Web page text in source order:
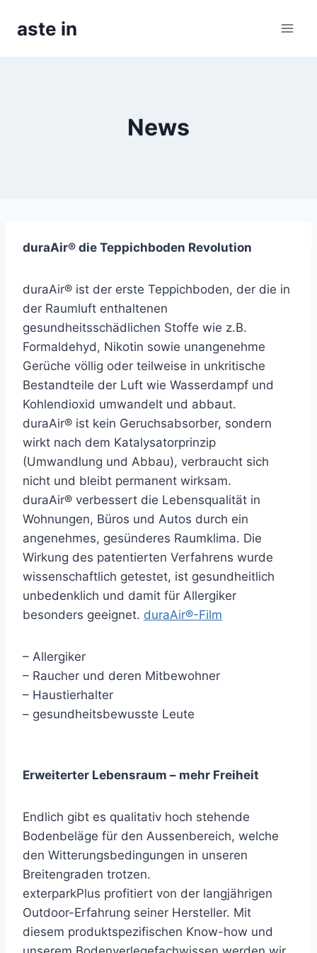
aste in
News
duraAir® die Teppichboden Revolution
duraAir® ist der erste Teppichboden, der die in
der Raumluft enthaltenen
gesundheitsschädlichen Stoffe wie z.B.
Formaldehyd, Nikotin sowie unangenehme
Gerüche völlig oder teilweise in unkritische
Bestandteile der Luft wie Wasserdampf und
Kohlendioxid umwandelt und abbaut.
duraAir® ist kein Geruchsabsorber, sondern
wirkt nach dem Katalysatorprinzip
(Umwandlung und Abbau), verbraucht sich
nicht und bleibt permanent wirksam.
duraAir® verbessert die Lebensqualität in
Wohnungen, Büros und Autos durch ein
angenehmes, gesünderes Raumklima. Die
Wirkung des patentierten Verfahrens wurde
wissenschaftlich getestet, ist gesundheitlich
unbedenklich und damit für Allergiker
besonders geeignet. duraAir®-Film
– Allergiker
– Raucher und deren Mitbewohner
– Haustierhalter
– gesundheitsbewusste Leute
Erweiterter Lebensraum – mehr Freiheit
Endlich gibt es qualitativ hoch stehende
Bodenbeläge für den Aussenbereich, welche
den Witterungsbedingungen in unseren
Breitengraden trotzen.
exterparkPlus profitiert von der langjährigen
Outdoor-Erfahrung seiner Hersteller. Mit
diesem produktspezifischen Know-how und